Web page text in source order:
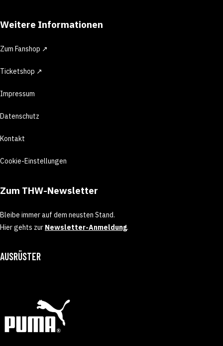
Weitere Informationen
Zum Fanshop ↗
Ticketshop ↗
Impressum
Datenschutz
Kontakt
Cookie-Einstellungen
Zum THW-Newsletter
Bleibe immer auf dem neusten Stand.
Hier gehts zur Newsletter-Anmeldung.
AUSRÜSTER